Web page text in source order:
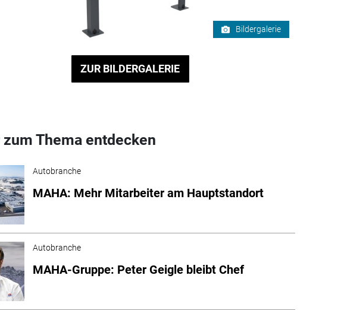
Bildergalerie
ZUR BILDERGALERIE
Thema entdecken
Autobranche
MAHA: Mehr Mitarbeiter am Hauptstandort
Autobranche
MAHA-Gruppe: Peter Geigle bleibt Chef